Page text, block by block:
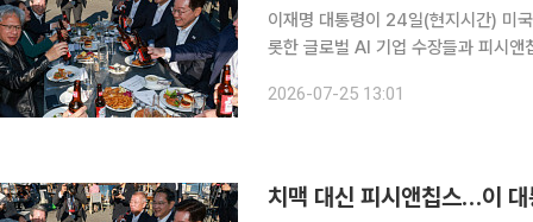
이재명 대통령이 24일(현지시간) 미
롯한 글로벌 AI 기업 수장들과 피시
는 가족이군요(We are family)"라고
2026-07-25 13:01
치맥 대신 피시앤칩스…이